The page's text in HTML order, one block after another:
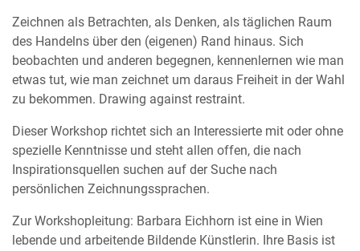
Zeichnen als Betrachten, als Denken, als täglichen Raum
des Handelns über den (eigenen) Rand hinaus. Sich
beobachten und anderen begegnen, kennenlernen wie man
etwas tut, wie man zeichnet um daraus Freiheit in der Wahl
zu bekommen. Drawing against restraint.
Dieser Workshop richtet sich an Interessierte mit oder ohne
spezielle Kenntnisse und steht allen offen, die nach
Inspirationsquellen suchen auf der Suche nach
persönlichen Zeichnungssprachen.
Zur Workshopleitung: Barbara Eichhorn ist eine in Wien
lebende und arbeitende Bildende Künstlerin. Ihre Basis ist